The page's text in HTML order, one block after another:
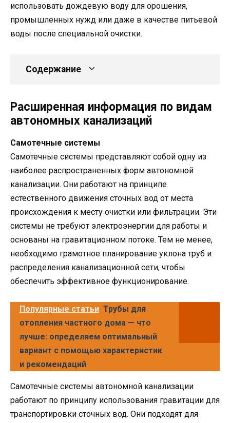
использовать дождевую воду для орошения,
промышленных нужд или даже в качестве питьевой
воды после специальной очистки.
Содержание
Расширенная информация по видам
автономных канализаций
Самотечные системы
Самотечные системы представляют собой одну из
наиболее распространенных форм автономной
канализации. Они работают на принципе
естественного движения сточных вод от места
происхождения к месту очистки или фильтрации. Эти
системы не требуют электроэнергии для работы и
основаны на гравитационном потоке. Тем не менее,
необходимо грамотное планирование уклона труб и
распределения канализационной сети, чтобы
обеспечить эффективное функционирование.
Популярные статьи Трубы для
отопления частного дома — что
лучше: определяем оптимальный
вариант с помощью характеристик
и рекомендаций
Самотечные системы автономной канализации
работают по принципу использования гравитации для
транспортировки сточных вод. Они подходят для